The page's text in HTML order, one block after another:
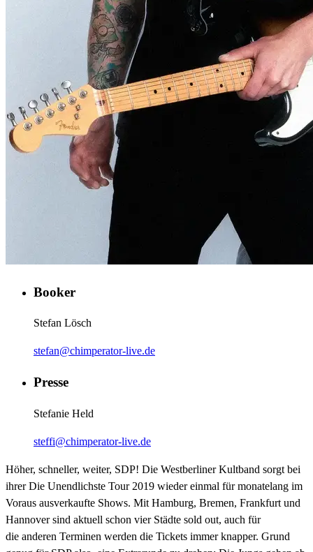
Booker
Stefan Lösch
stefan@chimperator-live.de
Presse
Stefanie Held
steffi@chimperator-live.de
Höher, schneller, weiter, SDP! Die Westberliner Kultband sorgt bei
ihrer Die Unendlichste Tour 2019 wieder einmal für monatelang im
Voraus ausverkaufte Shows. Mit Hamburg, Bremen, Frankfurt und
Hannover sind aktuell schon vier Städte sold out, auch für
die anderen Terminen werden die Tickets immer knapper. Grund